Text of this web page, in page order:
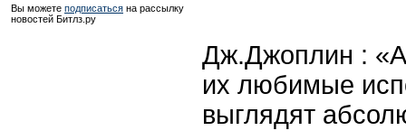
Вы можете подписаться на рассылку
новостей Битлз.ру
Дж.Джоплин :
их любимые
выглядят